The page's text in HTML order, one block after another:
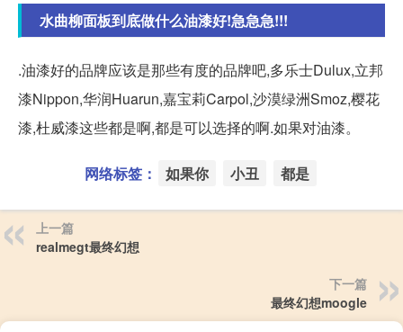
水曲柳面板到底做什么油漆好!急急急!!!
.油漆好的品牌应该是那些有度的品牌吧,多乐士Dulux,立邦
漆Nippon,华润Huarun,嘉宝莉Carpol,沙漠绿洲Smoz,樱花
漆,杜威漆这些都是啊,都是可以选择的啊.如果对油漆。
网络标签： 如果你 小丑 都是
上一篇
realmegt最终幻想
下一篇
最终幻想moogle